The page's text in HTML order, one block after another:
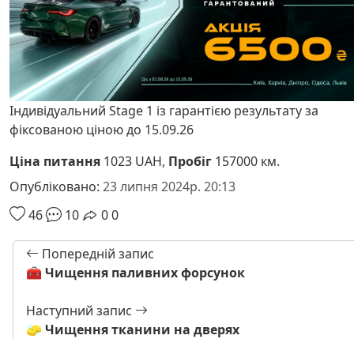
Індивідуальний Stage 1 із гарантією результату за
фіксованою ціною до 15.09.26
Ціна питання 1023 UAH, Пробіг 157000 км.
Опубліковано: 23 липня 2024р. 20:13
46
10 00
Попередній запис
🧰 Чищення паливних форсунок
Наступний запис
🧽 Чищення тканини на дверях